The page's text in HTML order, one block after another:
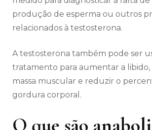
produção de esperma ou outros
relacionados à testosterona.
A testosterona também pode ser
tratamento para aumentar a
massa muscular e reduzir o
gordura corporal.
O que são